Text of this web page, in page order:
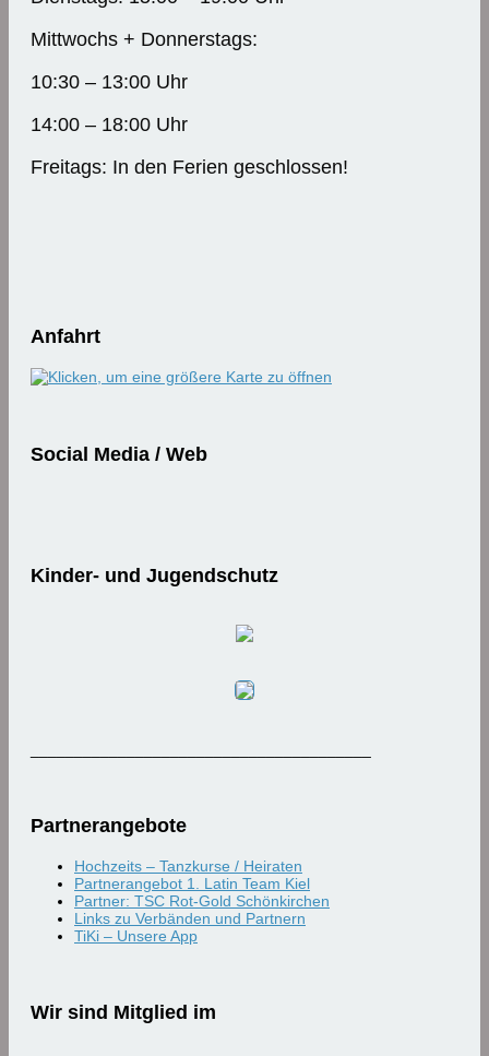
Mittwochs + Donnerstags:
10:30 – 13:00 Uhr
14:00 – 18:00 Uhr
Freitags: In den Ferien geschlossen!
Anfahrt
Social Media / Web
Kinder- und Jugendschutz
Partnerangebote
Hochzeits – Tanzkurse / Heiraten
Partnerangebot 1. Latin Team Kiel
Partner: TSC Rot-Gold Schönkirchen
Links zu Verbänden und Partnern
TiKi – Unsere App
Wir sind Mitglied im